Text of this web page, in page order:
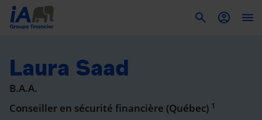
Laura Saad
B.A.A.
Conseiller en sécurité financière (Québec) 1